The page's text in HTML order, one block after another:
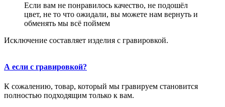
Если вам не понравилось качество, не подошёл
цвет, не то что ожидали, вы можете нам вернуть и
обменять мы всё поймем
Исключение составляет изделия с гравировкой.
А если с гравировкой?
К сожалению, товар, который мы гравируем становится
полностью подходящим только к вам.